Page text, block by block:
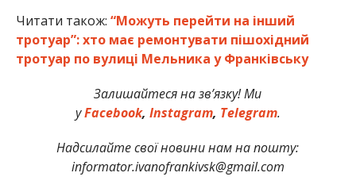
Читати також: “Можуть перейти на інший
тротуар”: хто має ремонтувати пішохідний
тротуар по вулиці Мельника у Франківську
Залишайтеся на зв’язку! Ми
уFacebook, Instagram, Telegram.
Надсилайте свої новини нам на пошту:
informator.ivanofrankivsk@gmail.com